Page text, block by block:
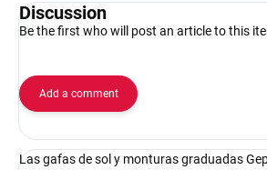
Discussion
Be the first who will post an article to this
Add a comment
Las gafas de sol y monturas graduadas